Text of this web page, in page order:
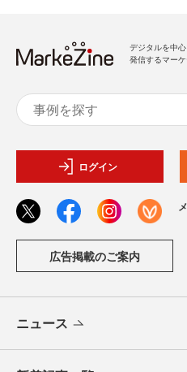
デジタルを中
発信するマー
ログイン
広告掲載のご案内
ニュース